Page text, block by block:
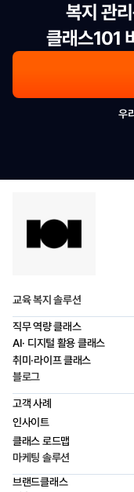
복지 관
클래스101
우
교육 복지 솔루션
직무 역량 클래스
AI· 디지털 활용 클래스
취미·라이프 클래스
블로그
고객 사례
인사이트
클래스 로드맵
마케팅 솔루션
브랜드클래스